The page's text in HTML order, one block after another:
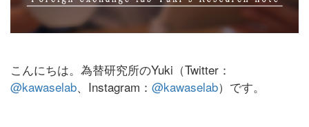
こんにちは。為替研究所のYuki（Twitter：
@kawaselab、Instagram： @kawaselab）です。